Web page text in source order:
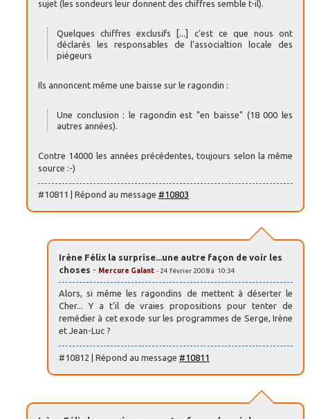
sujet (les sondeurs leur donnent des chiffres semble t-il).
Quelques chiffres exclusifs [...] c’est ce que nous ont
déclarés les responsables de l’associaltion locale des
piégeurs
Ils annoncent même une baisse sur le ragondin :
Une conclusion : le ragondin est "en baisse" (18 000 les
autres années).
Contre 14000 les années précédentes, toujours selon la même
source :-)
#10811 | Répond au message #10803
Irène Félix la surprise...une autre façon de voir les
choses - Mercure Galant - 24 février 2008 à 10:34
Alors, si même les ragondins de mettent à déserter le
Cher... Y a t’il de vraies propositions pour tenter de
remédier à cet exode sur les programmes de Serge, Irène
et Jean-Luc ?
#10812 | Répond au message #10811